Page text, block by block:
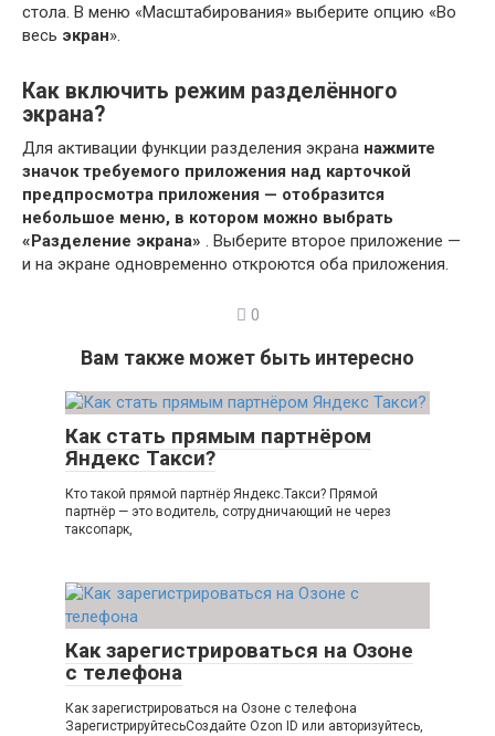
стола. В меню «Масштабирования» выберите опцию «Во
весь экран».
Как включить режим разделённого
экрана?
Для активации функции разделения экрана нажмите
значок требуемого приложения над карточкой
предпросмотра приложения — отобразится
небольшое меню, в котором можно выбрать
«Разделение экрана» . Выберите второе приложение —
и на экране одновременно откроются оба приложения.
0
Вам также может быть интересно
Как стать прямым партнёром
Яндекс Такси?
Кто такой прямой партнёр Яндекс.Такси? Прямой
партнёр — это водитель, сотрудничающий не через
таксопарк,
Как зарегистрироваться на Озоне
с телефона
Как зарегистрироваться на Озоне с телефона
ЗарегистрируйтесьСоздайте Ozon ID или авторизуйтесь,